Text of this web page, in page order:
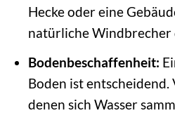
Hecke oder eine
natürliche Windbrecher
Bodenbeschaffenheit:
Boden ist entscheidend.
denen sich Wasser